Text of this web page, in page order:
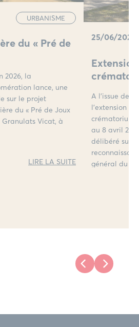
URBANISME
du « Pré de
2026, la
lance, une
sur le projet
du « Pré de Joux
Vicat, à
LIRE LA SUITE
25/06/2026
publique
A l’issue de
l’extension
crématorium,
au 8 avril
délibéré sur
général du